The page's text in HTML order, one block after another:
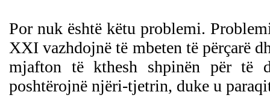
Por nuk është këtu problemi.
XXI vazhdojnë të mbeten të përçarë
mjafton të kthesh shpinën për të
poshtërojnë njëri-tjetrin, duke u